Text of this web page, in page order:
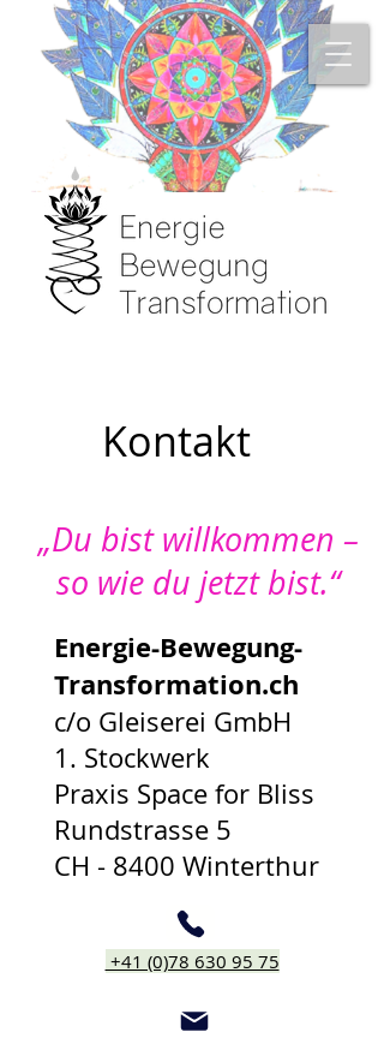
Kontakt
„Du bist willkommen –
so wie du jetzt bist.“​
Energie-Bewegung-
Transformation.ch
c/o Gleiserei GmbH
1. Stockwerk
Praxis Space for Bliss
Rundstrasse 5
CH - 8400 Winterthur​
+41 (0)78 630 95 75​